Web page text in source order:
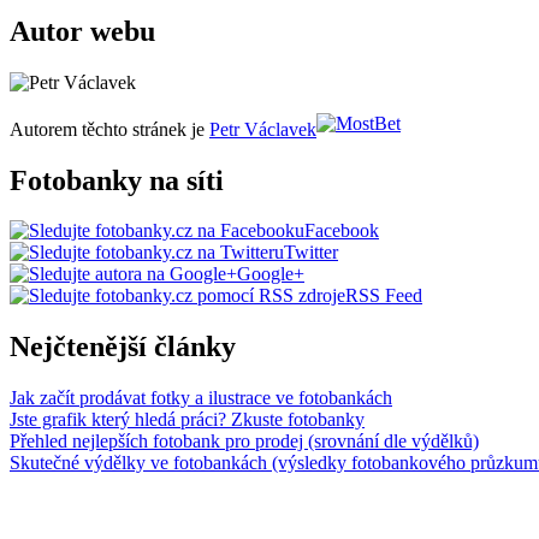
Autor webu
Autorem těchto stránek je Petr Václavek
Fotobanky na síti
Facebook
Twitter
Google+
RSS Feed
Nejčtenější články
Jak začít prodávat fotky a ilustrace ve fotobankách
Jste grafik který hledá práci? Zkuste fotobanky
Přehled nejlepších fotobank pro prodej (srovnání dle výdělků)
Skutečné výdělky ve fotobankách (výsledky fotobankového